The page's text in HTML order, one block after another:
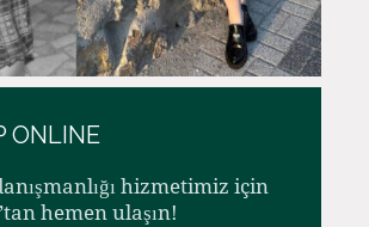
ONLINE
hizmetimiz için
hemen ulaşın!